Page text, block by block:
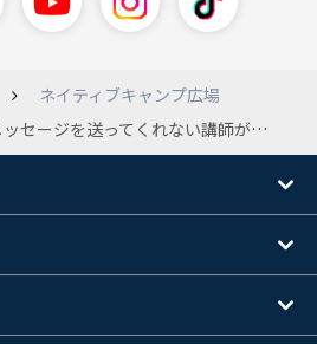
ネイティブキャンプ広場
な？と思ったりします。メッセージも義務ではないと思いますし、講師の忙しさを理解しているつもりなので、こんなものなのかなとも思うのですが。講師が嫌がっているのに、レッスンをお願いするのも悪いと思ったりして。